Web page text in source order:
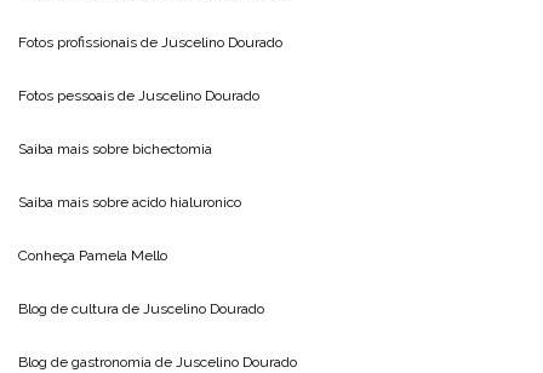
Fotos profissionais de Juscelino Dourado
Fotos pessoais de Juscelino Dourado
Saiba mais sobre bichectomia
Saiba mais sobre acido hialuronico
Conheça Pamela Mello
Blog de cultura de Juscelino Dourado
Blog de gastronomia de Juscelino Dourado